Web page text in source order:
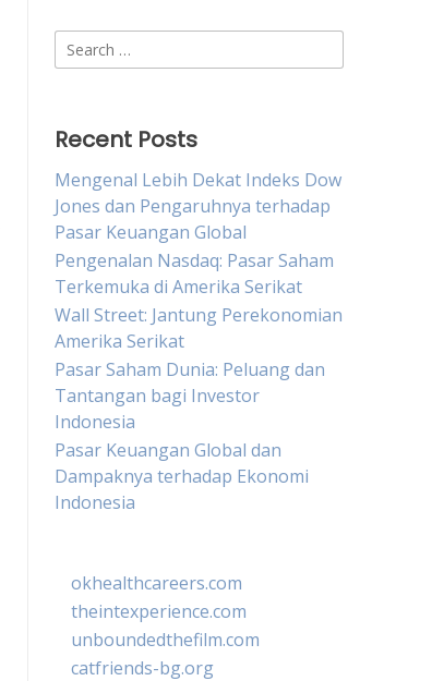
Search
for:
Recent Posts
Mengenal Lebih Dekat Indeks Dow
Jones dan Pengaruhnya terhadap
Pasar Keuangan Global
Pengenalan Nasdaq: Pasar Saham
Terkemuka di Amerika Serikat
Wall Street: Jantung Perekonomian
Amerika Serikat
Pasar Saham Dunia: Peluang dan
Tantangan bagi Investor
Indonesia
Pasar Keuangan Global dan
Dampaknya terhadap Ekonomi
Indonesia
okhealthcareers.com
theintexperience.com
unboundedthefilm.com
catfriends-bg.org